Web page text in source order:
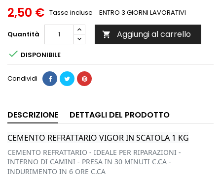
2,50 € Tasse incluse ENTRO 3 GIORNI LAVORATIVI
Quantità  Aggiungi al carrello
 DISPONIBILE
Condividi
DESCRIZIONE DETTAGLI DEL PRODOTTO
CEMENTO REFRATTARIO VIGOR IN SCATOLA 1 KG
CEMENTO REFRATTARIO - IDEALE PER RIPARAZIONI -
INTERNO DI CAMINI - PRESA IN 30 MINUTI C.CA -
INDURIMENTO IN 6 ORE C.CA